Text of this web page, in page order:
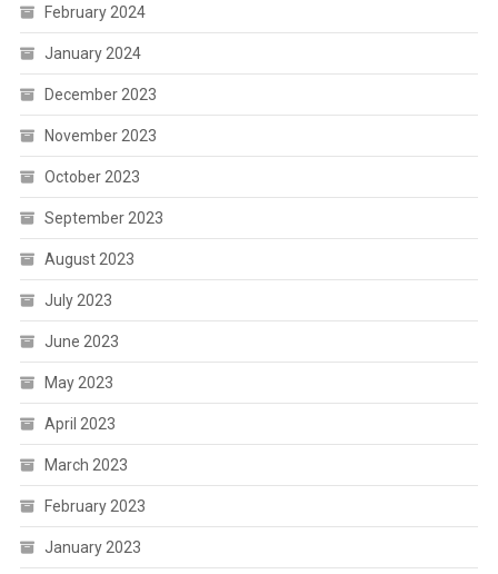
February 2024
January 2024
December 2023
November 2023
October 2023
September 2023
August 2023
July 2023
June 2023
May 2023
April 2023
March 2023
February 2023
January 2023